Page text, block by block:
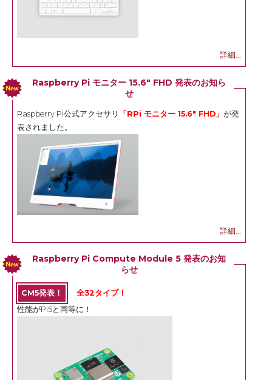
詳細...
Raspberry Pi モニター 15.6" FHD 発表のお知ら
せ
Raspberry Pi公式アクセサリ 「RPi モニター 15.6" FHD」 が発
表されました。
詳細...
Raspberry Pi Compute Module 5 発表のお知
らせ
CM5発表！
全32タイプ！
性能がPi5と同等に！